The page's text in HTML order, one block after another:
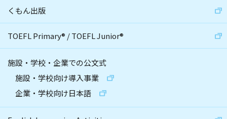
くもん出版
TOEFL Primary® /TOEFL Junior®
施設・学校・企業での公文式
施設・学校向け導入事業
企業・学校向け日本語